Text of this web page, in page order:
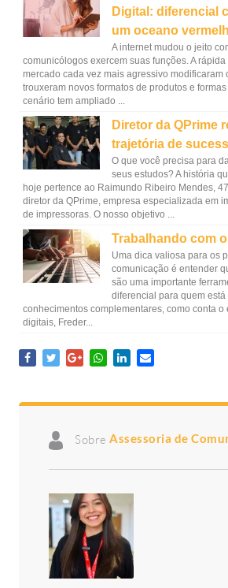
Digital: diferencial
um oceano
A internet mudou o jeito
comunicólogos exercem suas funções. A
mercado cada vez mais agressivo modificaram
trouxeram novos formatos de produtos e
cenário tem ampliado ...
Diretor da QPrime
trajetória de
O que você precisa para
seus estudos? A história
hoje pertence ao Raimundo Ribeiro Mendes,
diretor da QPrime, empresa especializada em
de impressoras. O nosso objetivo ...
Trabalhando com
Uma dica valiosa para os
comunicação é entender
são uma importante
diferencial para quem está
conhecimentos complementares, como conta
digitais, Freder...
Sobre Assessoria de